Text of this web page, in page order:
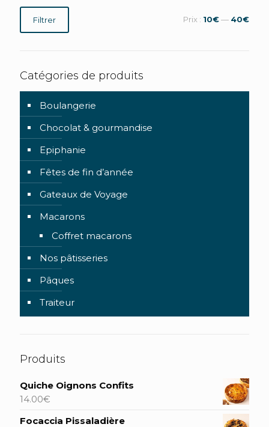
min
max
Filtrer Prix : 10€— 40€
Catégories de produits
Boulangerie
Chocolat & gourmandise
Epiphanie
Fêtes de fin d’année
Gateaux de Voyage
Macarons
Coffret macarons
Nos pâtisseries
Pâques
Traiteur
Produits
Quiche Oignons Confits
14.00€
Focaccia Pissaladière